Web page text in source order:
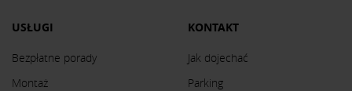
USŁUGI
Bezpłatne porady
Montaż
KONTAKT
Jak dojechać
Parking